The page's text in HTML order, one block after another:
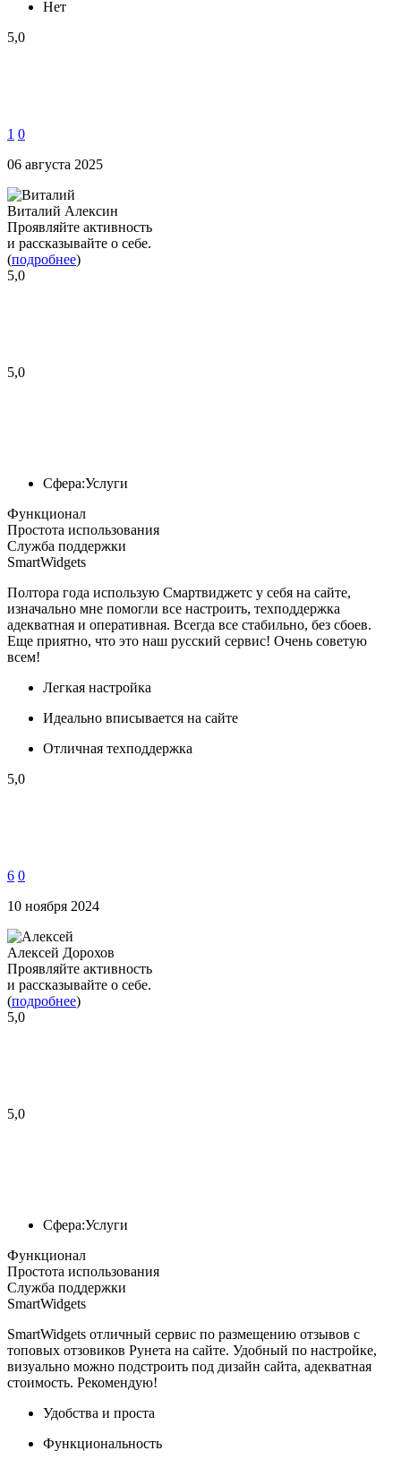
Нет
5,0
1 0
06 августа 2025
Виталий Алексин
Проявляйте активность
и рассказывайте о себе.
(подробнее)
5,0
5,0
Сфера:Услуги
Функционал
Простота использования
Служба поддержки
SmartWidgets
Полтора года использую Смартвиджетс у себя на сайте,
изначально мне помогли все настроить, техподдержка
адекватная и оперативная. Всегда все стабильно, без сбоев.
Еще приятно, что это наш русский сервис! Очень советую
всем!
Легкая настройка
Идеально вписывается на сайте
Отличная техподдержка
5,0
6 0
10 ноября 2024
Алексей Дорохов
Проявляйте активность
и рассказывайте о себе.
(подробнее)
5,0
5,0
Сфера:Услуги
Функционал
Простота использования
Служба поддержки
SmartWidgets
SmartWidgets отличный сервис по размещению отзывов с
топовых отзовиков Рунета на сайте. Удобный по настройке,
визуально можно подстроить под дизайн сайта, адекватная
стоимость. Рекомендую!
Удобства и проста
Функциональность